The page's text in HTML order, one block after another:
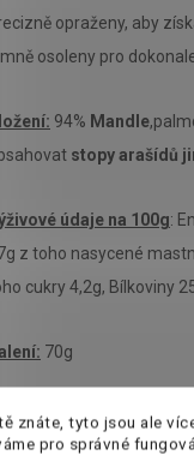
znáte, tyto jsou ale
pro správné
opraženy, aby
osoleny pro
94% Mandle
stopy arašídů
údaje na 100g:
z toho nasycené
cukry 4,2g, Bílkoviny
70g
: na suchém
slunečním